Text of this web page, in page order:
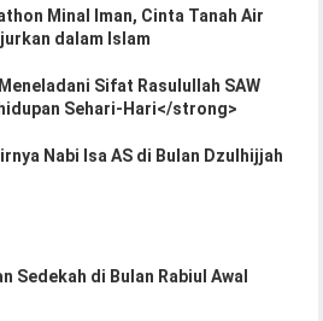
Minal Iman, Cinta Tanah Air
dalam Islam
Sifat Rasulullah SAW
Sehari-Hari</strong>
Nabi Isa AS di Bulan Dzulhijjah
Sedekah di Bulan Rabiul Awal